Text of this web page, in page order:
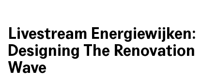
Livestream Energiewijken:
Designing The Renovation
Wave